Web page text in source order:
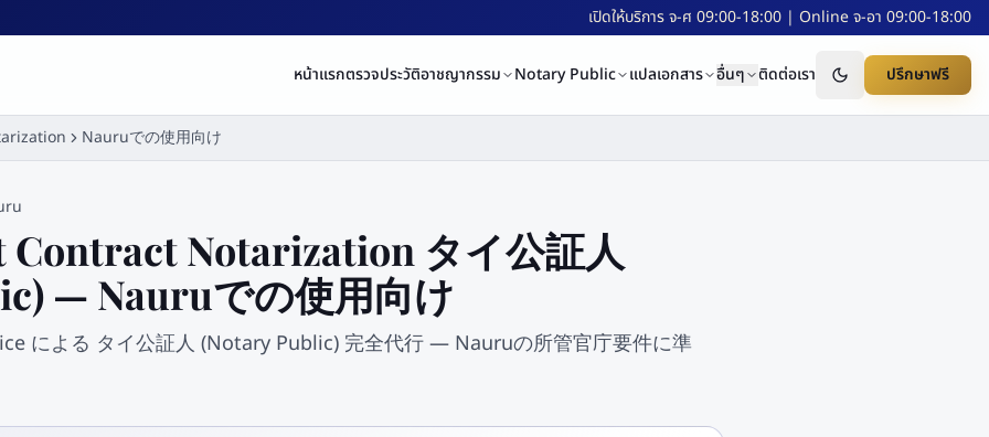
เปิดให้บริการ จ-ศ 09:00-18:00 | Online จ-อา 09:00-18:00
หน้าแรกตรวจประวัติอาชญากรรม Notary Public แปลเอกสาร อื่นๆ ติดต่อเรา ปรึกษาฟรี
Nauruでの使用向け
Notarization タイ公証人
— Nauruでの使用向け
による タイ公証人 (Notary Public) 完全代行 — Nauruの所管官庁要件に準